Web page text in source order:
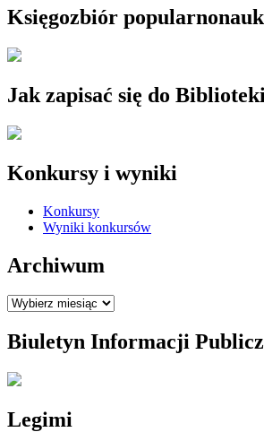
Księgozbiór
Jak zapisać się do
Konkursy i wyniki
Konkursy
Wyniki konkursów
Archiwum
Archiwum
Biuletyn Informacji
Legimi